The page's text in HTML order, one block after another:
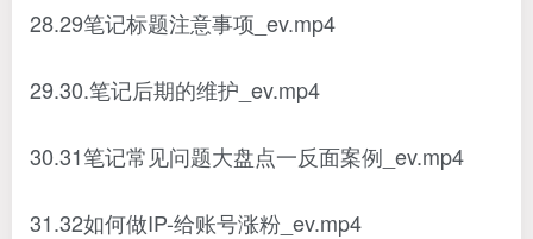
28.29笔记标题注意事项_ev.mp4
29.30.笔记后期的维护_ev.mp4
30.31笔记常见问题大盘点一反面案例_ev.mp4
31.32如何做IP-给账号涨粉_ev.mp4